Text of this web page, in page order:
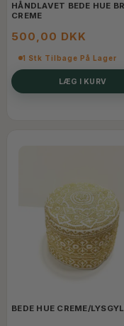
HÅNDLAVET BEDE HUE
CREME
500,00 DKK
1 Stk Tilbage På Lager
LÆG I KURV
BEDE HUE CREME/